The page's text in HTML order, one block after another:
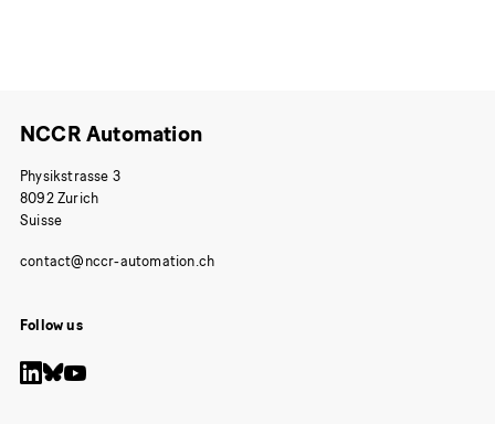
NCCR Automation
Physikstrasse 3
8092 Zurich
Suisse
Follow us